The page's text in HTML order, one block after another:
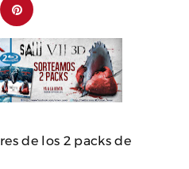
de los 2 packs de